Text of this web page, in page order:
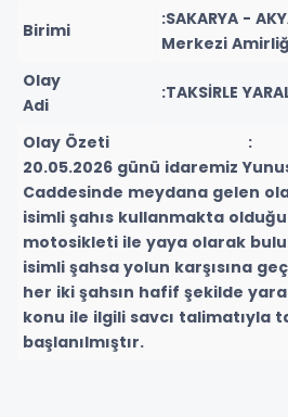
Birimi
:SAKARYA -
Merkezi
Olay
Adi
:TAKSİRLE
Olay Özeti :
20.05.2026 günü idaremiz
Caddesinde meydana gelen
isimli şahıs kullanmakta
motosikleti ile yaya olarak
isimli şahsa yolun karşısına
her iki şahsın hafif şekilde
konu ile ilgili savcı talimatıyla
başlanılmıştır.